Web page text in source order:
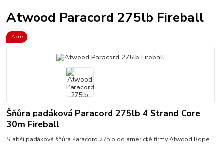
Atwood Paracord 275lb Fireball
Akce
Šňůra padáková Paracord 275lb 4 Strand Core
30m Fireball
Slabší padáková šňůra Paracord 275lb od americké firmy Atwood Rope.